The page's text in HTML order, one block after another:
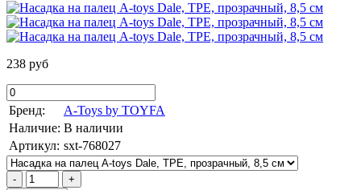
238 руб
Бренд:
A-Toys by TOYFA
Наличие: В наличии
Артикул: sxt-768027